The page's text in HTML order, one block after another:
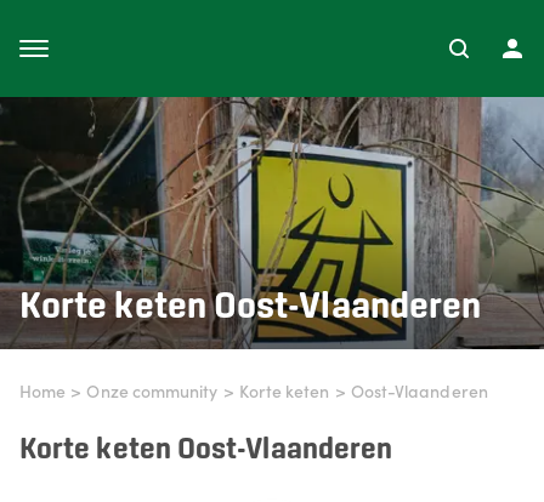
Korte keten Oost-Vlaanderen
Home > Onze community > Korte keten > Oost-Vlaanderen
Korte keten Oost-Vlaanderen